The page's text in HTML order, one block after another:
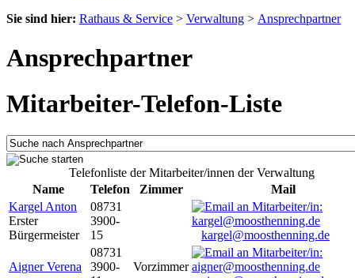
Sie sind hier: Rathaus & Service > Verwaltung > Ansprechpartner
Ansprechpartner
Mitarbeiter-Telefon-Liste
Telefonliste der Mitarbeiter/innen der Verwaltung
Name
Telefon Zimmer
Mail
Kargel Anton
Erster
Bürgermeister
08731
3900-
15
kargel@moosthenning.de
Aigner Verena
08731
3900-
Vorzimmer